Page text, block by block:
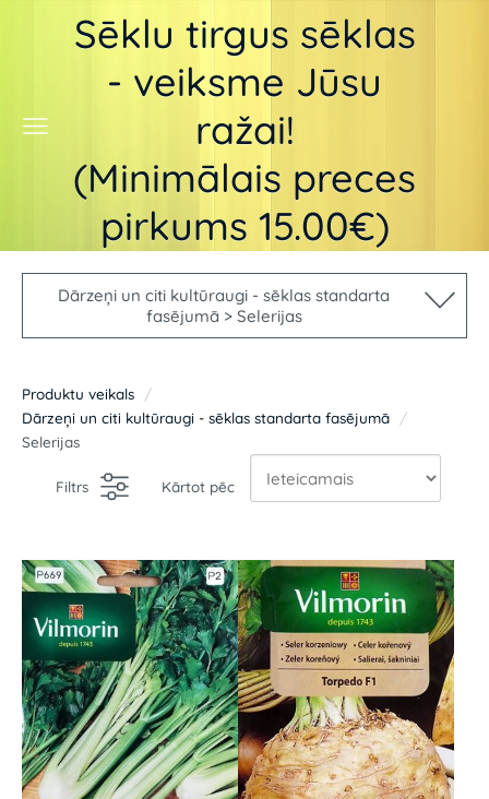
Sēklu tirgus sēklas
- veiksme Jūsu
ražai!
(Minimālais preces
pirkums 15.00€)
Dārzeņi un citi kultūraugi - sēklas standarta
fasējumā > Selerijas
Produktu veikals
Dārzeņi un citi kultūraugi - sēklas standarta fasējumā
Selerijas
Filtrs Kārtot pēc